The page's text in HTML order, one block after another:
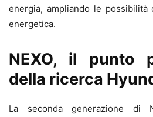
energia, ampliando le
energetica.
NEXO, il punto
della ricerca
La seconda generazione di